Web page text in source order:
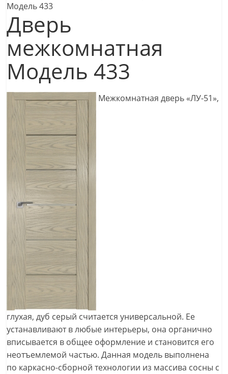
Модель 433
Дверь
межкомнатная
Модель 433
Межкомнатная дверь «ЛУ-51»,
глухая, дуб серый считается универсальной. Ее
устанавливают в любые интерьеры, она органично
вписывается в общее оформление и становится его
неотъемлемой частью. Данная модель выполнена
по каркасно-сборной технологии из массива сосны с